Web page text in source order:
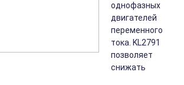
однофазных
двигателей
переменного
тока. KL2791
позволяет
снижать